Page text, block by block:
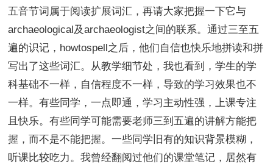
五音节词属于阅读扩展词汇，再请大家把握一下它与
archaeological及archaeologist之间的联系。通过三至五
遍的识记，howtospell之后，他们自信也快乐地拼读和拼
写出了这些词汇。从教学细节处，我也看到，学生的学
科基础不一样，自信程度不一样，导致的学习效果也不
一样。有些同学，一点即通，学习主动性强，上课专注
且快乐。有些同学可能需要老师三到五遍的讲解方能把
握，而不是不能把握。一些同学旧有的知识背景模糊，
听课比较吃力。我曾经翻阅过他们的课堂笔记，居然有